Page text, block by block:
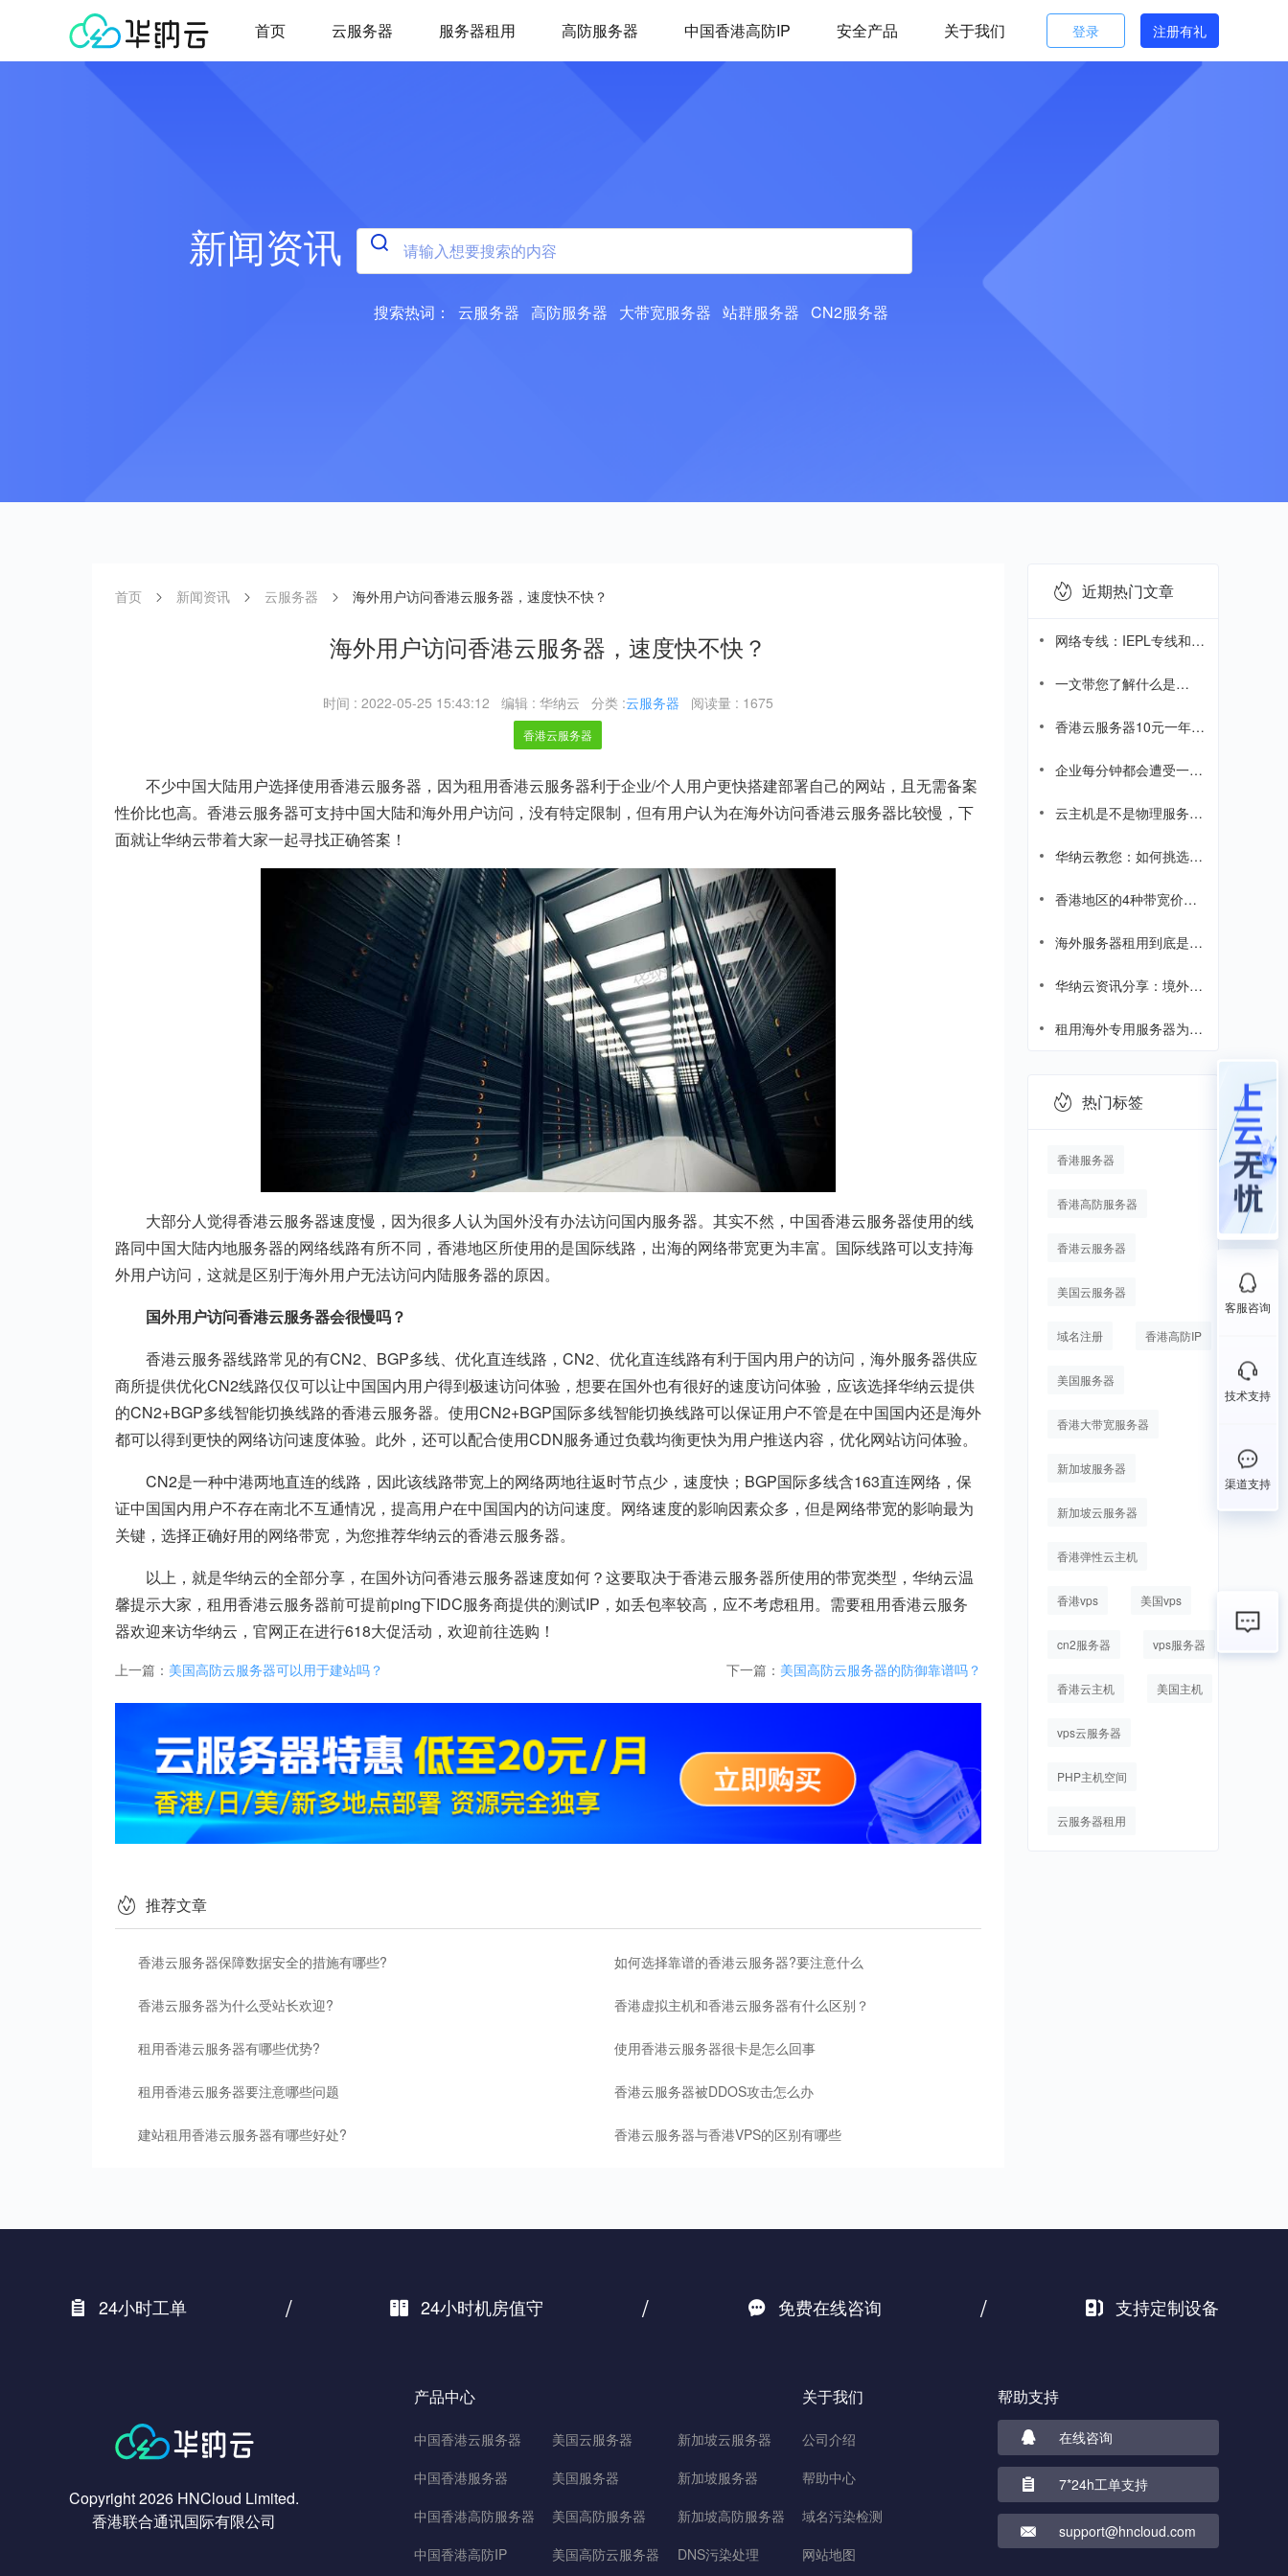
首页 云服务器 服务器租用 高防服务器 中国香港高防IP 安全产品 关于我们 登录 注册有礼
新闻资讯
搜索热词： 云服务器 高防服务器 大带宽服务器 站群服务器 CN2服务器
首页 新闻资讯 云服务器 海外用户访问香港云服务器，速度快不快？
海外用户访问香港云服务器，速度快不快？
时间 : 2022-05-25 15:43:12 编辑 : 华纳云 分类 :云服务器 阅读量 : 1675
香港云服务器
不少中国大陆用户选择使用香港云服务器，因为租用香港云服务器利于企业/个人用户更快搭建部署自己的网站，且无需备案
性价比也高。香港云服务器可支持中国大陆和海外用户访问，没有特定限制，但有用户认为在海外访问香港云服务器比较慢，下
面就让华纳云带着大家一起寻找正确答案！
大部分人觉得香港云服务器速度慢，因为很多人认为国外没有办法访问国内服务器。其实不然，中国香港云服务器使用的线
路同中国大陆内地服务器的网络线路有所不同，香港地区所使用的是国际线路，出海的网络带宽更为丰富。国际线路可以支持海
外用户访问，这就是区别于海外用户无法访问内陆服务器的原因。
国外用户访问香港云服务器会很慢吗？
香港云服务器线路常见的有CN2、BGP多线、优化直连线路，CN2、优化直连线路有利于国内用户的访问，海外服务器供应
商所提供优化CN2线路仅仅可以让中国国内用户得到极速访问体验，想要在国外也有很好的速度访问体验，应该选择华纳云提供
的CN2+BGP多线智能切换线路的香港云服务器。使用CN2+BGP国际多线智能切换线路可以保证用户不管是在中国国内还是海外
都可以得到更快的网络访问速度体验。此外，还可以配合使用CDN服务通过负载均衡更快为用户推送内容，优化网站访问体验。
CN2是一种中港两地直连的线路，因此该线路带宽上的网络两地往返时节点少，速度快；BGP国际多线含163直连网络，保
证中国国内用户不存在南北不互通情况，提高用户在中国国内的访问速度。网络速度的影响因素众多，但是网络带宽的影响最为
关键，选择正确好用的网络带宽，为您推荐华纳云的香港云服务器。
以上，就是华纳云的全部分享，在国外访问香港云服务器速度如何？这要取决于香港云服务器所使用的带宽类型，华纳云温
馨提示大家，租用香港云服务器前可提前ping下IDC服务商提供的测试IP，如丢包率较高，应不考虑租用。需要租用香港云服务
器欢迎来访华纳云，官网正在进行618大促活动，欢迎前往选购！
上一篇： 美国高防云服务器可以用于建站吗？ 下一篇： 美国高防云服务器的防御靠谱吗？
推荐文章
香港云服务器保障数据安全的措施有哪些? 如何选择靠谱的香港云服务器?要注意什么
香港云服务器为什么受站长欢迎? 香港虚拟主机和香港云服务器有什么区别？
租用香港云服务器有哪些优势? 使用香港云服务器很卡是怎么回事
租用香港云服务器要注意哪些问题 香港云服务器被DDOS攻击怎么办
建站租用香港云服务器有哪些好处? 香港云服务器与香港VPS的区别有哪些
近期热门文章
网络专线：IEPL专线和
一文带您了解什么是
路、CUVIP、CIA线路
香港云服务器10元一年，
企业每分钟都会遭受一次
成本飙升
云主机是不是物理服务
服务器的区别
华纳云教您：如何挑选海
香港地区的4种带宽价格
海外服务器租用到底是什
指南
华纳云资讯分享：境外服
租用海外专用服务器为企
热门标签
香港服务器
香港高防服务器
香港云服务器
美国云服务器
域名注册 香港高防IP
美国服务器
香港大带宽服务器
新加坡服务器
新加坡云服务器
香港弹性云主机
香港vps 美国vps
cn2服务器 vps服务器
香港云主机 美国主机
vps云服务器
PHP主机空间
云服务器租用
24小时工单 / 24小时机房值守 / 免费在线咨询 / 支持定制设备
Copyright 2026 HNCloud Limited.
香港联合通讯国际有限公司
产品中心
中国香港云服务器
中国香港服务器
中国香港高防服务器
中国香港高防IP
美国云服务器
美国服务器
美国高防服务器
美国高防云服务器
新加坡云服务器
新加坡服务器
新加坡高防服务器
DNS污染处理
关于我们
公司介绍
帮助中心
域名污染检测
网站地图
帮助支持
在线咨询
7*24h工单支持
support@hncloud.com
客服咨询
技术支持
渠道支持